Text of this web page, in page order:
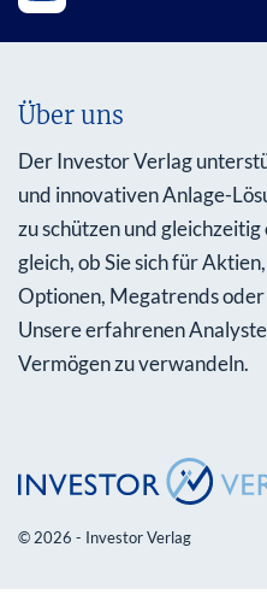
Über uns
Der Investor Verlag
und innovativen Anlage-
zu schützen und
gleich, ob Sie sich für
Optionen, Megatrends
Unsere erfahrenen
Vermögen zu verwandeln.
© 2026 - Investor Verlag